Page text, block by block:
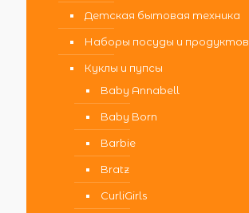
Детская бытовая техника
Наборы посуды и продуктов
Куклы и пупсы
Baby Annabell
Baby Born
Barbie
Bratz
CurliGirls